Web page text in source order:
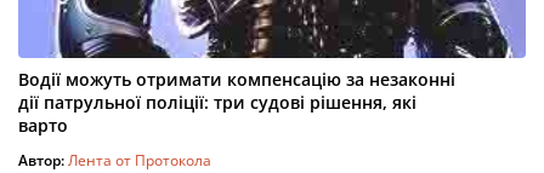
Водії можуть отримати компенсацію за незаконні
дії патрульної поліції: три судові рішення, які
варто
Автор:Лента от Протокола